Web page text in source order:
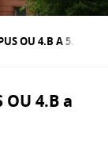
OU 4.B A 5.A
OU 4.B a